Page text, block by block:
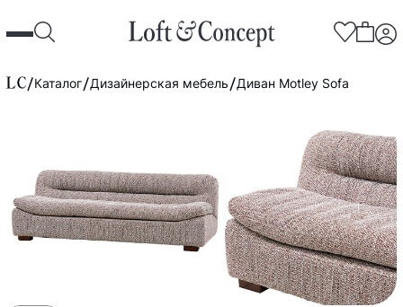
Каталог Дизайнерская мебель Диван Motley Sofa